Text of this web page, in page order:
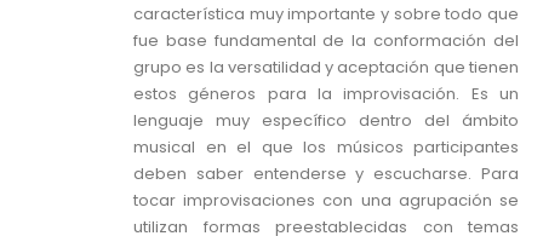
característica muy importante y sobre todo que
fue base fundamental de la conformación del
grupo es la versatilidad y aceptación que tienen
estos géneros para la improvisación. Es un
lenguaje muy específico dentro del ámbito
musical en el que los músicos participantes
deben saber entenderse y escucharse. Para
tocar improvisaciones con una agrupación se
utilizan formas preestablecidas con temas